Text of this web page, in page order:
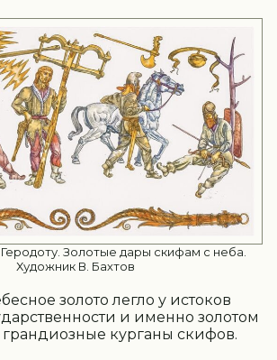
Золотые дары скифам с неба.
Художник В. Бахтов
золото легло у истоков
и именно золотом
курганы скифов.